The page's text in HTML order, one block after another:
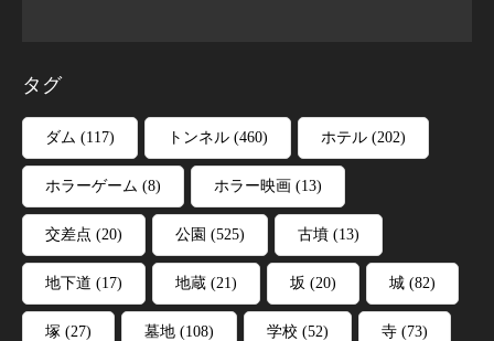
タグ
ダム (117) トンネル (460) ホテル (202)
ホラーゲーム (8) ホラー映画 (13)
交差点 (20) 公園 (525) 古墳 (13)
地下道 (17) 地蔵 (21) 坂 (20) 城 (82)
塚 (27) 墓地 (108) 学校 (52) 寺 (73)